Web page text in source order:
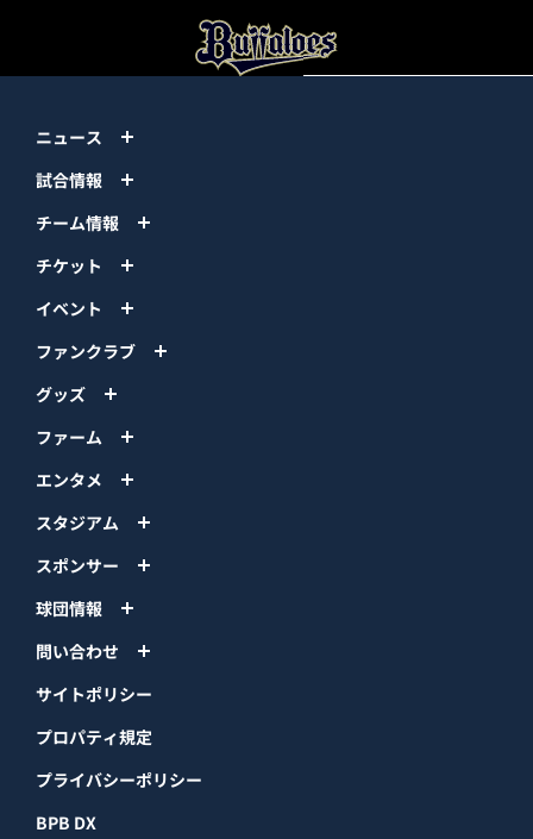
ニュース
試合情報
チーム情報
チケット
イベント
ファンクラブ
グッズ
ファーム
エンタメ
スタジアム
スポンサー
球団情報
問い合わせ
サイトポリシー
プロパティ規定
プライバシーポリシー
BPB DX